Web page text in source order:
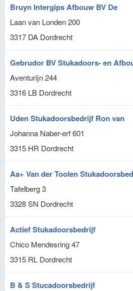
Bruyn Intergips Afbouw BV De
Laan van Londen 200
3317 DA Dordrecht
Gebrudor BV Stukadoors- en
Aventurijn 244
3316 LB Dordrecht
Uden Stukadoorsbedrijf Ron van
Johanna Naber-erf 601
3315 HR Dordrecht
Aa+ Van der Toolen
Tafelberg 3
3328 SN Dordrecht
Actief Stukadoorsbedrijf
Chico Mendesring 47
3315 RL Dordrecht
B & S Stucadoorsbedrijf